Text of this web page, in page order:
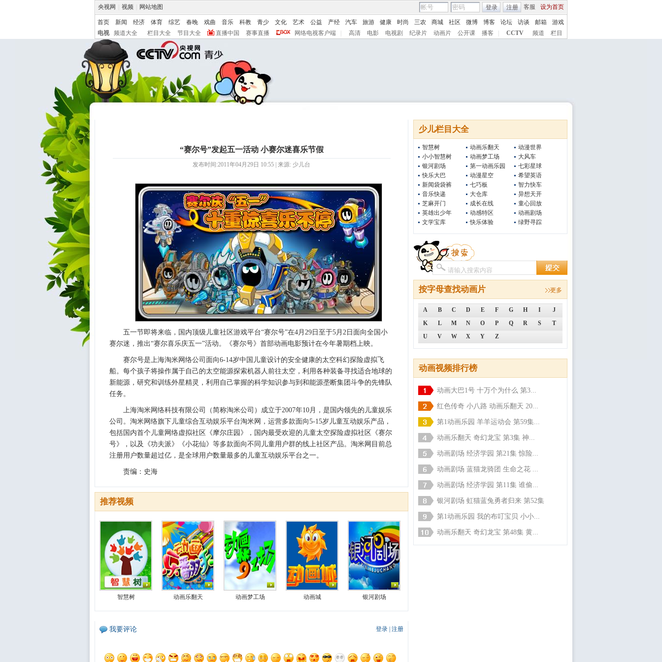
央视网 视频 网站地图 客服 设为首页
登录 注册
首页 新闻 经济 体育 综艺 春晚 戏曲 音乐 科教 青少 文化 艺术 公益 产经 汽车 旅游 健康 时尚 三农 商城 社区 微博 博客 论坛 访谈 邮箱
游戏
电视
频道大全 栏目大全 节目大全 直播中国 赛事直播 网络电视客户端 高清 电影 电视剧 纪录片 动画片 公开课 播客 CCTV 频道 栏目
少儿栏目大全
智慧树
小小智慧树
银河剧场
快乐大巴
新闻袋袋裤
音乐快递
芝麻开门
英雄出少年
文学宝库
动画乐翻天
动画梦工场
第一动画乐园
动漫星空
七巧板
大仓库
成长在线
动感特区
快乐体验
动漫世界
大风车
七彩星球
希望英语
智力快车
异想天开
童心回放
动画剧场
绿野寻踪
按字母查找动画片 更多
A B C D E F G H I
J
K
L M N O P Q R S
T
U
V W X Y Z
动画视频排行榜
动画大巴1号 十万个为什么 第3...
红色传奇 小八路 动画乐翻天 20...
第1动画乐园 羊羊运动会 第59集...
动画乐翻天 奇幻龙宝 第3集 神...
动画剧场 经济学园 第21集 惊险...
动画剧场 蓝猫龙骑团 生命之花 ...
动画剧场 经济学园 第11集 谁偷...
银河剧场 虹猫蓝兔勇者归来 第52集
第1动画乐园 我的布叮宝贝 小小...
动画乐翻天 奇幻龙宝 第48集 黄...
“赛尔号”发起五一活动 小赛尔迷喜乐节假
发布时间:2011年04月29日 10:55 | 来源: 少儿台
五一节即将来临，国内顶级儿童社区游戏平台“赛尔号”在4月29日至于5月2日面向全国小
赛尔迷，推出“赛尔喜乐庆五一”活动。《赛尔号》首部动画电影预计在今年暑期档上映。
赛尔号是上海淘米网络公司面向6-14岁中国儿童设计的安全健康的太空科幻探险虚拟飞
船。每个孩子将操作属于自己的太空能源探索机器人前往太空，利用各种装备寻找适合地球的
新能源，研究和训练外星精灵，利用自己掌握的科学知识参与到和能源垄断集团斗争的先锋队
任务。
上海淘米网络科技有限公司（简称淘米公司）成立于2007年10月，是国内领先的儿童娱乐
公司。淘米网络旗下儿童综合互动娱乐平台淘米网，运营多款面向5-15岁儿童互动娱乐产品，
包括国内首个儿童网络虚拟社区《摩尔庄园》，国内最受欢迎的儿童太空探险虚拟社区《赛尔
号》，以及《功夫派》《小花仙》等多款面向不同儿童用户群的线上社区产品。淘米网目前总
注册用户数量超过亿，是全球用户数量最多的儿童互动娱乐平台之一。
责编：史海
推荐视频
智慧树 动画乐翻天 动画梦工场 动画城 银河剧场
登录 注册
我要评论